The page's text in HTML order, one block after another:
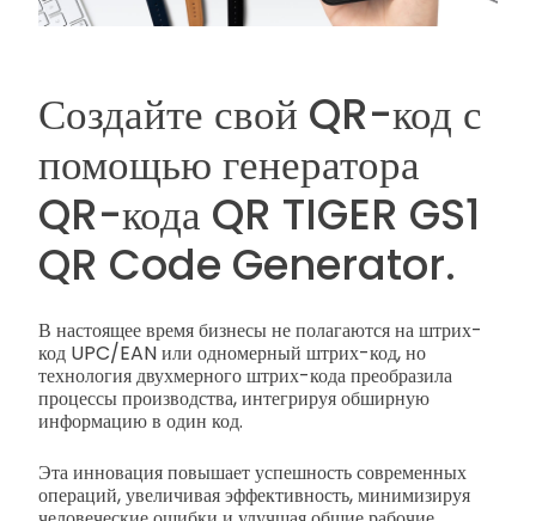
Создайте свой QR-код с
помощью генератора
QR-кода QR TIGER GS1
QR Code Generator.
В настоящее время бизнесы не полагаются на штрих-
код UPC/EAN или одномерный штрих-код, но
технология двухмерного штрих-кода преобразила
процессы производства, интегрируя обширную
информацию в один код.
Эта инновация повышает успешность современных
операций, увеличивая эффективность, минимизируя